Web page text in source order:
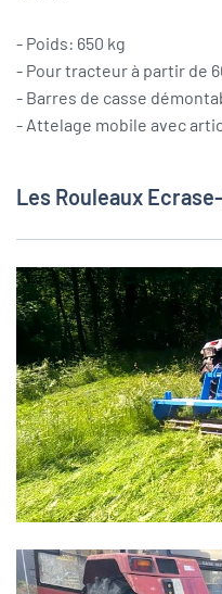
- Poids: 650 kg
- Pour tracteur à partir de
- Barres de casse
- Attelage mobile avec
Les Rouleaux